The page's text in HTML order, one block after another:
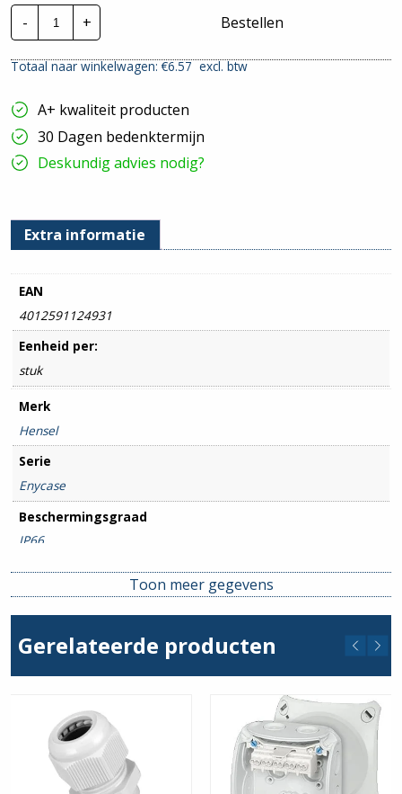
-
Hensel
Enycase
|
2,5mm²
IP66
-
Grijs
|
DK
0202
+ Bestellen
Totaal naar winkelwagen: €6.57excl. btw
A+ kwaliteit producten
30 Dagen bedenktermijn
Deskundig advies nodig?
Extra informatie
EAN
4012591124931
Eenheid per:
stuk
Merk
Hensel
Serie
Enycase
Beschermingsgraad
IP66
Toon meer gegevens
Gerelateerde producten